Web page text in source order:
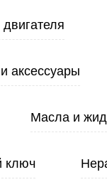
аксессуары
Масла и
ключ